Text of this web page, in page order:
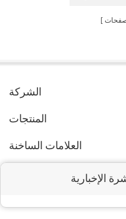
الشركة
المنتجات
العلامات الساخنة
الإخبارية